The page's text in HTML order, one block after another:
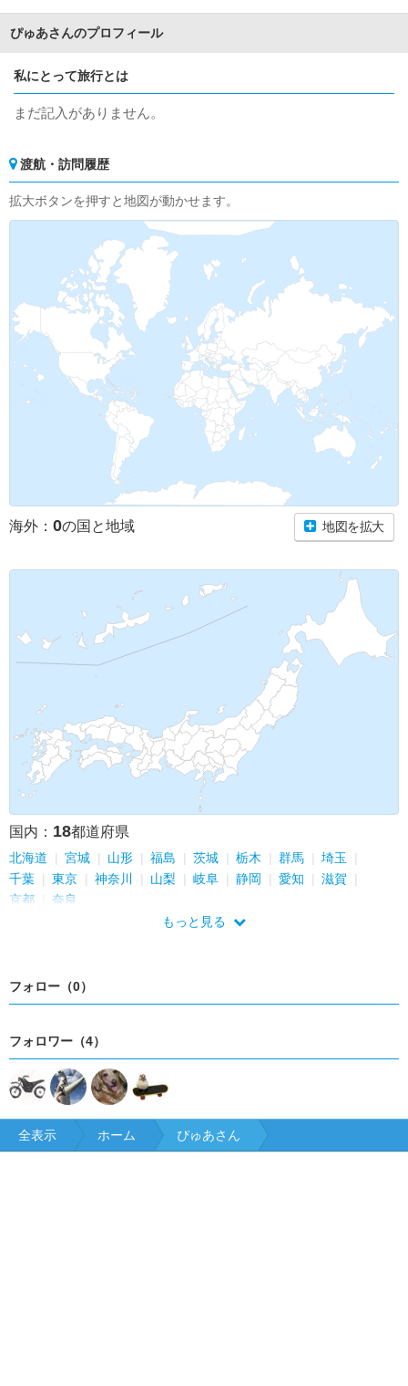
ぴゅあさんのプロフィール
私にとって旅行とは
まだ記入がありません。
渡航・訪問履歴
拡大ボタンを押すと地図が動かせます。
海外： 0の国と地域 地図を拡大
国内： 18都道府県
北海道 宮城 山形 福島 茨城 栃木 群馬
埼玉
千葉
東京 神奈川 山梨 岐阜 静岡 愛知
滋賀
京都
奈良
もっと見る
フォロー（0）
フォロワー（4）
全表示 ホーム ぴゅあさん